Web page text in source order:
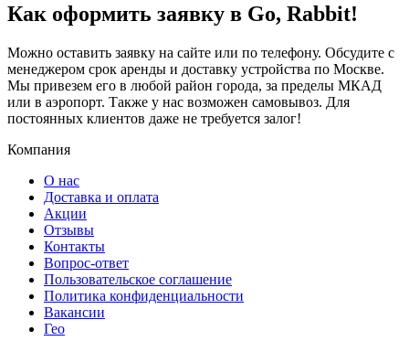
Как оформить заявку в Go, Rabbit!
Можно оставить заявку на сайте или по телефону. Обсудите с
менеджером срок аренды и доставку устройства по Москве.
Мы привезем его в любой район города, за пределы МКАД
или в аэропорт. Также у нас возможен самовывоз. Для
постоянных клиентов даже не требуется залог!
Компания
О нас
Доставка и оплата
Акции
Отзывы
Контакты
Вопрос-ответ
Пользовательское соглашение
Политика конфиденциальности
Вакансии
Гео